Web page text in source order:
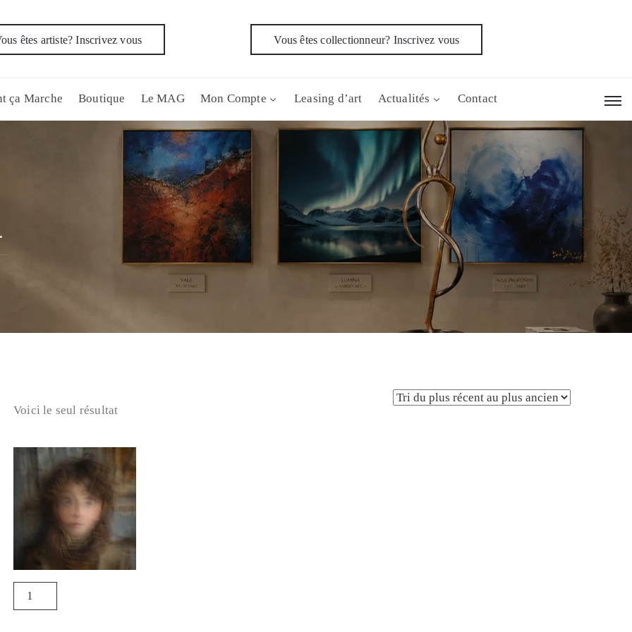
êtes artiste? Inscrivez vous Vous êtes collectionneur? Inscrivez vous
ça Marche Boutique Le MAG Mon Compte Leasing d’art Actualités Contact
Voici le seul résultat